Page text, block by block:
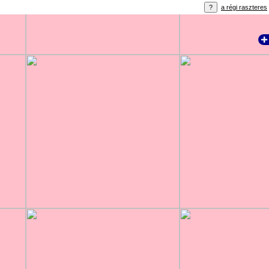
a régi raszteres